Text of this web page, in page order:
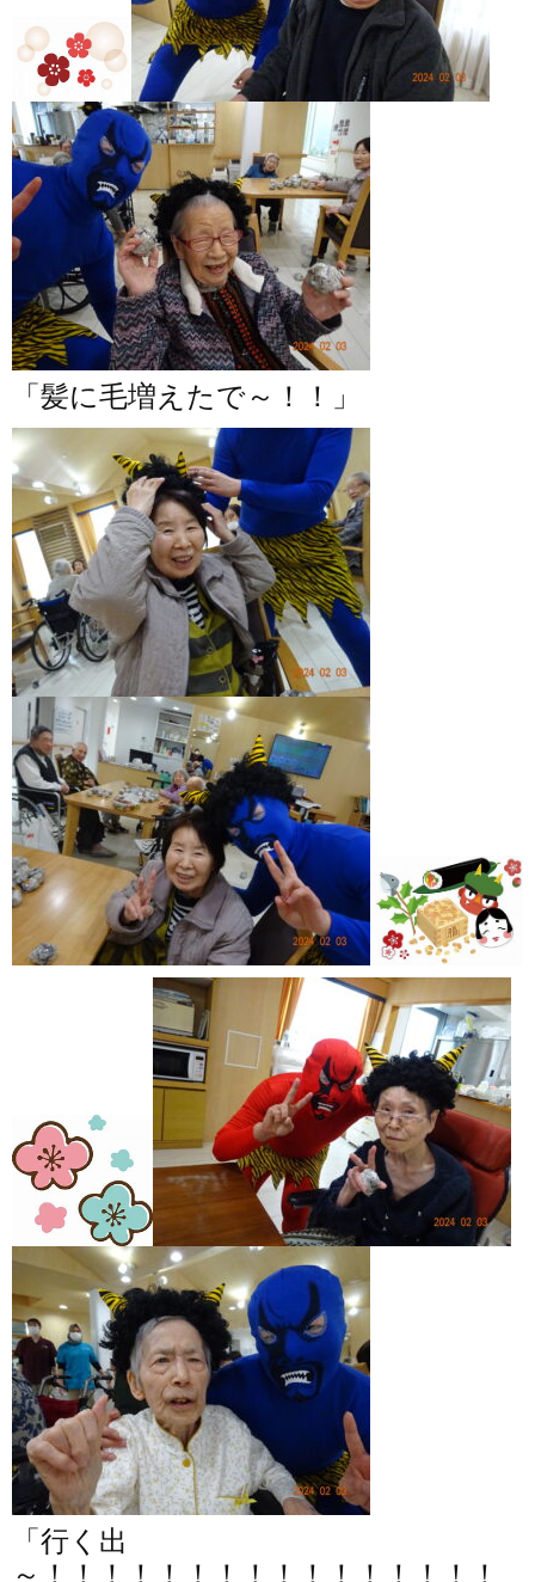
「髪に毛増えたで～！！」
「行く出
～！！！！！！！！！！！！！！！！